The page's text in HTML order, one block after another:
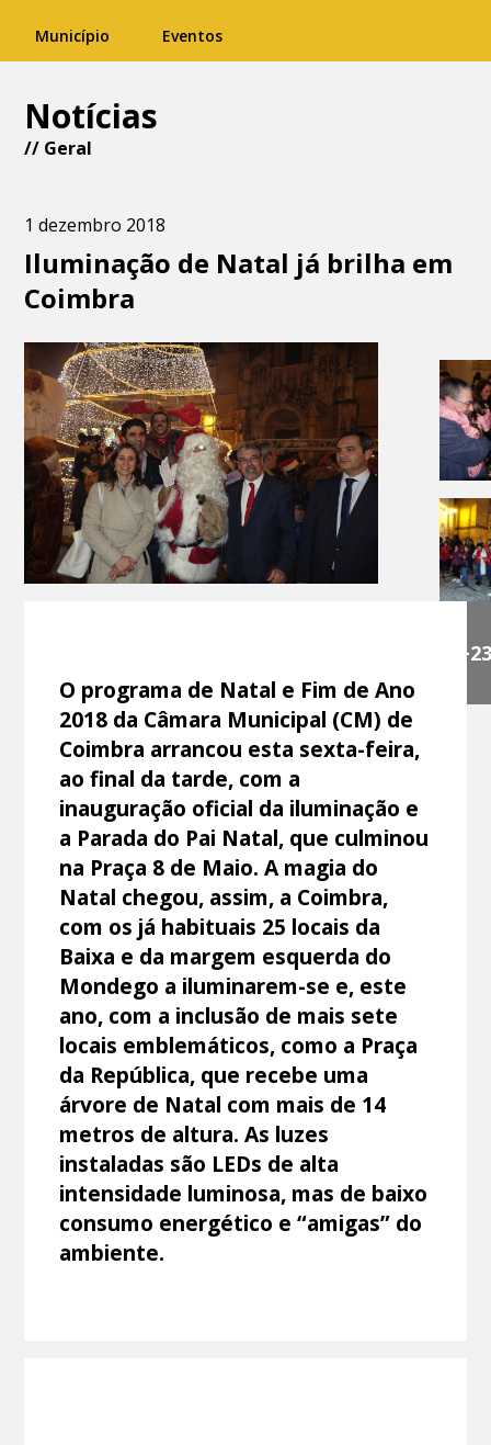
Município Eventos
Notícias
// Geral
1 dezembro 2018
Iluminação de Natal já brilha em
Coimbra
+23
O programa de Natal e Fim de Ano
2018 da Câmara Municipal (CM) de
Coimbra arrancou esta sexta-feira,
ao final da tarde, com a
inauguração oficial da iluminação e
a Parada do Pai Natal, que culminou
na Praça 8 de Maio. A magia do
Natal chegou, assim, a Coimbra,
com os já habituais 25 locais da
Baixa e da margem esquerda do
Mondego a iluminarem-se e, este
ano, com a inclusão de mais sete
locais emblemáticos, como a Praça
da República, que recebe uma
árvore de Natal com mais de 14
metros de altura. As luzes
instaladas são LEDs de alta
intensidade luminosa, mas de baixo
consumo energético e “amigas” do
ambiente.